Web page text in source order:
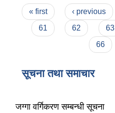
Pages
« first ‹ previous
61
62 63
66
सूचना तथा समाचार
जग्गा वर्गिकरण सम्बन्धी सूचना